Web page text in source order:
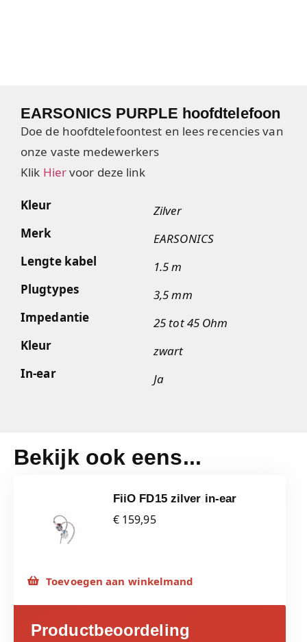
EARSONICS PURPLE hoofdtelefoon
Doe de hoofdtelefoontest en lees recencies van
onze vaste medewerkers
Klik Hiervoor deze link
Kleur
Zilver
Merk
EARSONICS
Lengte kabel
1.5 m
Plugtypes
3,5 mm
Impedantie
25 tot 45 Ohm
Kleur
zwart
In-ear
Ja
Bekijk ook eens...
FiiO FD15 zilver in-ear
€ 159,95
Toevoegen aan winkelmand
Productbeoordeling